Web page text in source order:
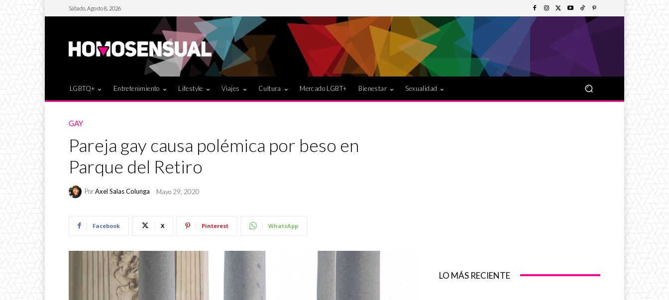
Sábado, Agosto 8, 2026
LGBTQ+ Entretenimiento Lifestyle Viajes Cultura Mercado LGBT+ Bienestar Sexualidad
GAY
Pareja gay causa polémica por beso en
Parque del Retiro
PorAxel Salas Colunga Mayo 29, 2020
Facebook X Pinterest WhatsApp
LO MÁS RECIENTE